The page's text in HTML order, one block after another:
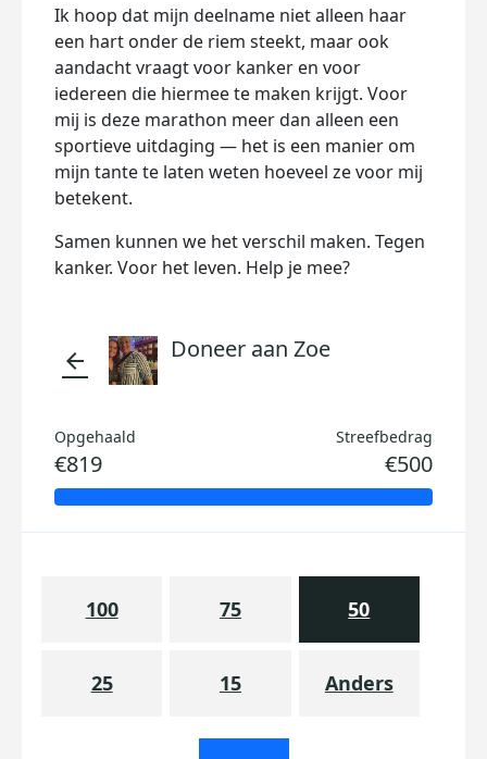
Ik hoop dat mijn deelname niet alleen haar
een hart onder de riem steekt, maar ook
aandacht vraagt voor kanker en voor
iedereen die hiermee te maken krijgt. Voor
mij is deze marathon meer dan alleen een
sportieve uitdaging — het is een manier om
mijn tante te laten weten hoeveel ze voor mij
betekent.
Samen kunnen we het verschil maken. Tegen
kanker. Voor het leven. Help je mee?
arrow_back Doneer aan Zoe
Opgehaald
€819
Streefbedrag
€500
100 75 50
25 15 Anders